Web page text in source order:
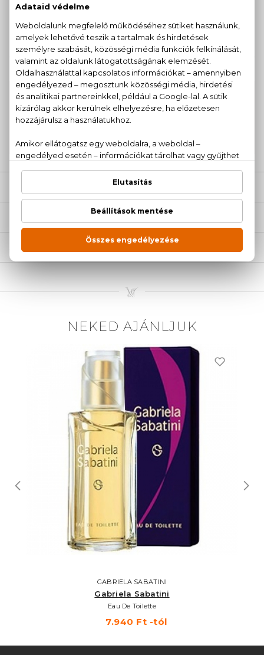
KAPCSOLÓDÓ TERMÉKEK
100% eredeti termékek,14 napos visszaküldési
garanciával
Kérdésed van, elakadtál? Hívd ügyfélszolgálatunkat:
NEKED AJÁNLJUK
GABRIELA SABATINI
Gabriela Sabatini
Eau De Toilette
7.940 Ft -tól